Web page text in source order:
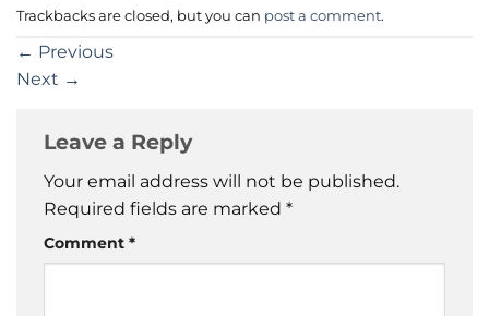
Trackbacks are closed, but you can post a comment.
← Previous
Next →
Leave a Reply
Your email address will not be published.
Required fields are marked *
Comment *